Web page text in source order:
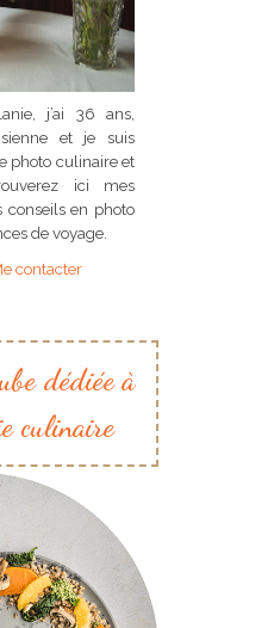
j’ai 36 ans,
et je suis
photo culinaire et
ici mes
conseils en photo
de voyage.
contacter
dédiée à
culinaire